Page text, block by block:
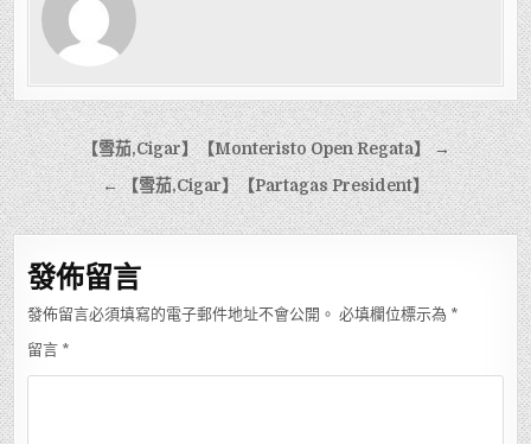
文
章
導
覽
【雪茄,Cigar】【Monteristo Open Regata】 →
← 【雪茄,Cigar】【Partagas President】
發佈留言
發佈留言必須填寫的電子郵件地址不會公開。 必填欄位標示為 *
留言 *